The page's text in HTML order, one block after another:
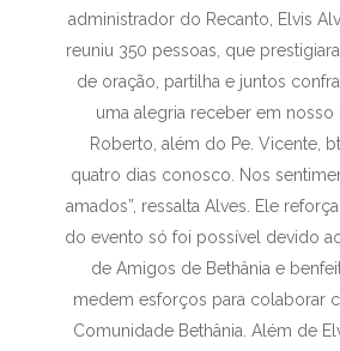
administrador do Recanto, Elvis
reuniu 350 pessoas, que
de oração, partilha e juntos
uma alegria receber em nosso
Roberto, além do Pe. Vicente,
quatro dias conosco. Nos
amados”, ressalta Alves. Ele
do evento só foi possível devido
de Amigos de Bethânia e
medem esforços para colaborar
Comunidade Bethânia. Além de